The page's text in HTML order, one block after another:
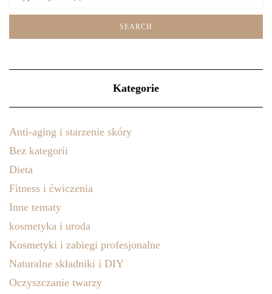
Kategorie
Anti-aging i starzenie skóry
Bez kategorii
Dieta
Fitness i ćwiczenia
Inne tematy
kosmetyka i uroda
Kosmetyki i zabiegi profesjonalne
Naturalne składniki i DIY
Oczyszczanie twarzy